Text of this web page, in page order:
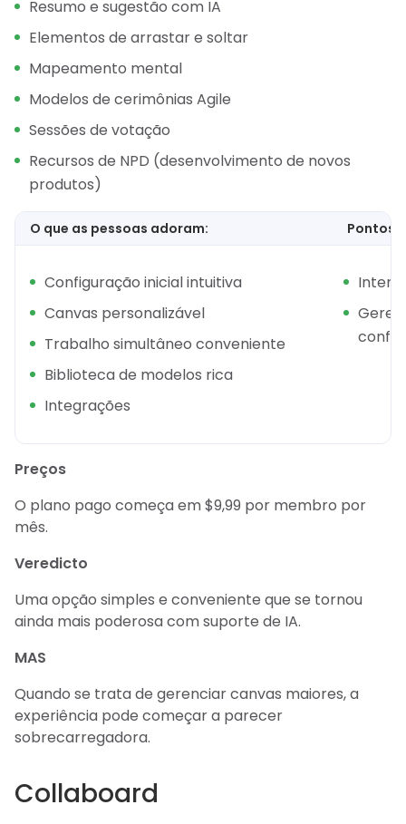
Resumo e sugestão com IA
Elementos de arrastar e soltar
Mapeamento mental
Modelos de cerimônias Agile
Sessões de votação
Recursos de NPD (desenvolvimento de novos
produtos)
O que as pessoas adoram: Pontos
Configuração inicial intuitiva
Canvas personalizável
Trabalho simultâneo conveniente
Biblioteca de modelos rica
Integrações
Preços
O plano pago começa em $9,99 por membro por
mês.
Veredicto
Uma opção simples e conveniente que se tornou
ainda mais poderosa com suporte de IA.
MAS
Quando se trata de gerenciar canvas maiores, a
experiência pode começar a parecer
sobrecarregadora.
Collaboard